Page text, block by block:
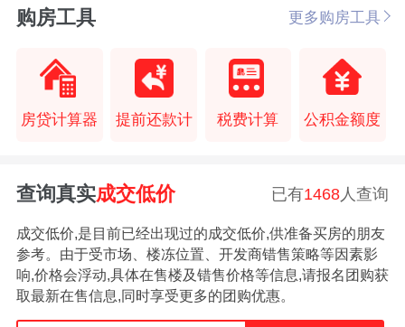
购房工具 更多购房工具
房贷计算器 提前还款计 税费计算 公积金额度
查询真实成交低价 已有1468 人查询
成交低价,是目前已经出现过的成交低价,供准备买房的朋友
参考。由于受市场、楼冻位置、开发商错售策略等因素影
响,价格会浮动,具体在售楼及错售价格等信息,请报名团购获
取最新在售信息,同时享受更多的团购优惠。